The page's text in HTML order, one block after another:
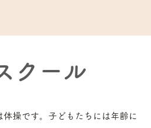
クール
操です。子どもたちには年齢に